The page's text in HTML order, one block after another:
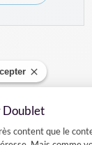
Doublet
de
content que le